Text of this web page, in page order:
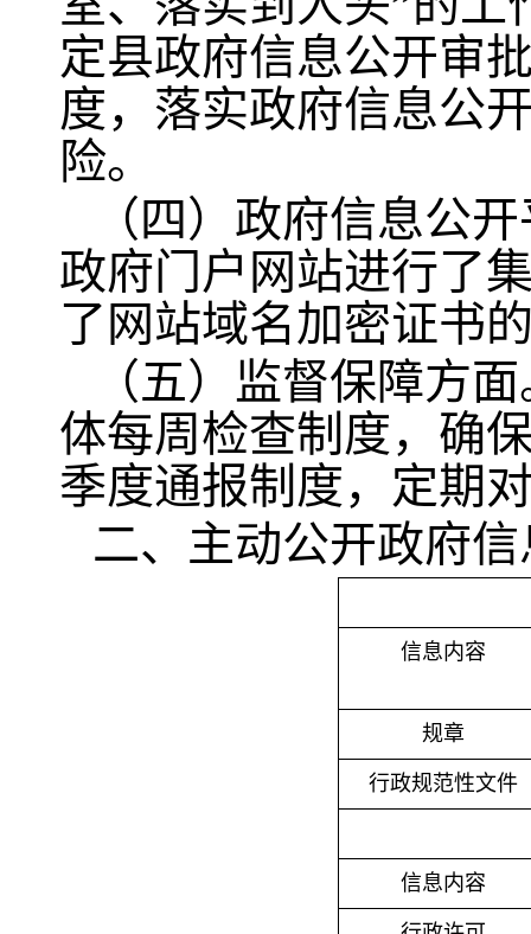
定县政府信息公开审
度，落实政府信息公
险。
（四）政府信息公
政府门户网站进行了
了网站域名加密证书
（五）监督保障方
体每周检查制度，确
季度通报制度，定期
二、主动公开政府
信息内容
规章
行政规范性文件
信息内容